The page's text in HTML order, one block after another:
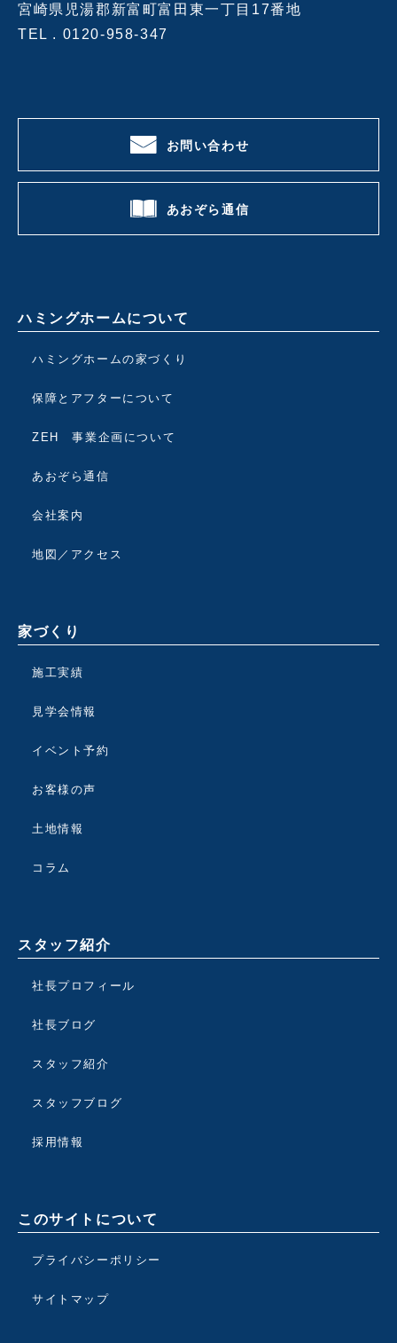
宮崎県児湯郡新富町富田東一丁目17番地
TEL . 0120-958-347
お問い合わせ
あおぞら通信
ハミングホームについて
ハミングホームの家づくり
保障とアフターについて
ZEH 事業企画について
あおぞら通信
会社案内
地図／アクセス
家づくり
施工実績
見学会情報
イベント予約
お客様の声
土地情報
コラム
スタッフ紹介
社長プロフィール
社長ブログ
スタッフ紹介
スタッフブログ
採用情報
このサイトについて
プライバシーポリシー
サイトマップ